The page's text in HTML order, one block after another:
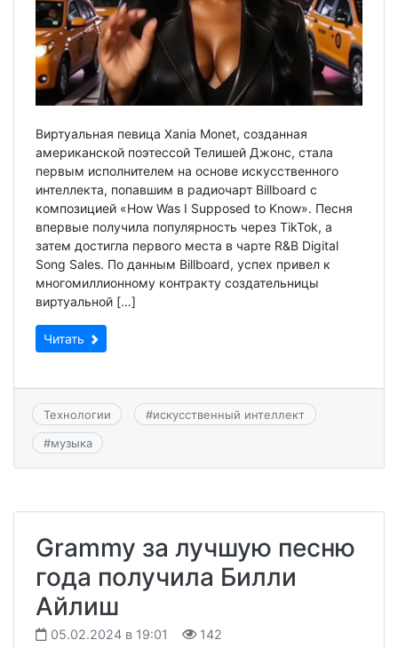
Виртуальная певица Xania Monet, созданная
американской поэтессой Телишей Джонс, стала
первым исполнителем на основе искусственного
интеллекта, попавшим в радиочарт Billboard с
композицией «How Was I Supposed to Know». Песня
впервые получила популярность через TikTok, а
затем достигла первого места в чарте R&B Digital
Song Sales. По данным Billboard, успех привел к
многомиллионному контракту создательницы
виртуальной […]
Читать
Технологии #искусственный интеллект
#музыка
Grammy за лучшую песню
года получила Билли
Айлиш
05.02.2024 в 19:01 142